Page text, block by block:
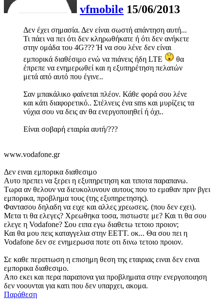
vfmobile 15/06/2013
Δεν έχει σημασία. Δεν είναι σωστή απάντηση αυτή...
Τι πάει να πει ότι δεν κληρωθήκατε ή ότι δεν ανήκετε
στην ομάδα του 4G??? Ή να σου λένε δεν είναι
εμπορικά διαθέσιμο ενώ να πιάνεις ήδη LTE
θα
έπρεπε να ενημερωθεί και η εξυπηρέτηση πελατών
μετά από αυτό που έγινε..
Σαν μπακάλικο φαίνεται πλέον. Κάθε φορά σου λένε
και κάτι διαφορετικό.. Στέλνεις ένα sms και μυρίζεις τα
νύχια σου να δεις αν θα ενεργοποιηθεί ή όχι..
Είναι σοβαρή εταιρία αυτή/???
www.vodafone.gr
Δεν ειναι εμπορικα διαθεσιμο
Αυτο πρεπει να ξερει η εξυπηρετηση και τιποτα παραπανω.
Τωρα αν θελουν να διευκολυνουν αυτους που το εμαθαν πριν βγει
εμπορικα, προβλημα τους (της εξυπηρετησης).
Φαντασου δηλαδη να ειχε και αλλες χρεωσεις. (που δεν εχει).
Μετα τι θα ελεγες? Χρεωθηκα τοσα, πιστωστε με? Και τι θα σου
ελεγε η Vodafone? Σου ειπα εγω διαθετω τετοιο προιον;
Και θα μου πεις καταγγελια στην ΕΕΤΤ. οκ... Θα σου πει η
Vodafone δεν σε ενημερωσα ποτε οτι δινω τετοιο προιον.
Σε καθε περιπτωση η επισημη θεση της εταιριας ειναι δεν ειναι
εμπορικα διαθεσιμο.
Απο εκει και περα παραπονα για προβληματα στην ενεργοποιηση
δεν νοουνται για κατι που δεν υπαρχει, ακομα.
Παράθεση